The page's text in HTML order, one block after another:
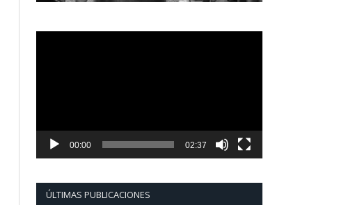
00:00 02:37
ÚLTIMAS PUBLICACIONES